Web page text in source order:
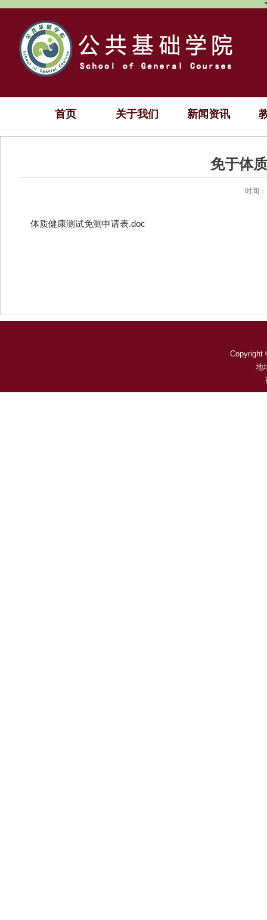
首页 关于我们 新闻资讯
免于体
时间
体质健康测试免测申请表.doc
Copyright
地